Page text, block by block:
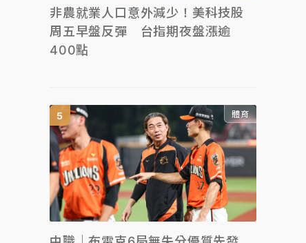
非農就業人口意外減少！美科技股
周五早盤反彈 台指期夜盤漲逾
400點
體育